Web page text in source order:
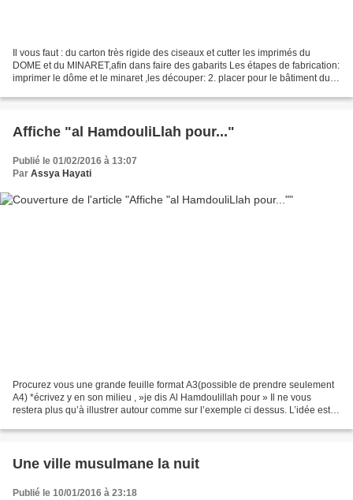
Il vous faut : du carton très rigide des ciseaux et cutter les imprimés du
DOME et du MINARET,afin dans faire des gabarits Les étapes de fabrication:
imprimer le dôme et le minaret ,les découper: 2. placer pour le bâtiment du
Affiche "al HamdouliLlah pour..."
Publié le 01/02/2016 à 13:07
Par Assya Hayati
Procurez vous une grande feuille format A3(possible de prendre seulement
A4) *écrivez y en son milieu , »je dis Al Hamdoulillah pour » Il ne vous
restera plus qu’à illustrer autour comme sur l’exemple ci dessus. L’idée est
Une ville musulmane la nuit
Publié le 10/01/2016 à 23:18